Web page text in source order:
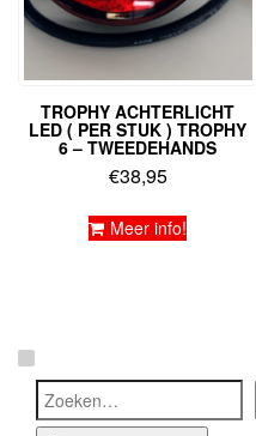
TROPHY ACHTERLICHT
LED ( PER STUK ) TROPHY
6 – TWEEDEHANDS
€38,95
Meer info!
Zoeken